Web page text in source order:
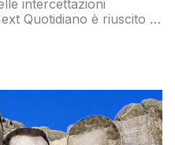
intercettazioni
Quotidiano è riuscito a
politici italiani. Ve
per tutto il periodo della